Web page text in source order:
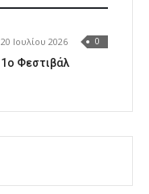
20 Ιουλίου 2026 0
1o Φεστιβάλ